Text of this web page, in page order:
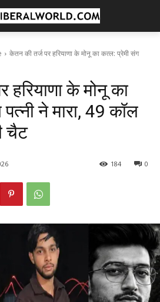
केतन की तर्ज पर हरियाणा के मोनू का कत्ल: प्रेमी संग
हरियाणा के मोनू का
ने मारा, 49 कॉल
चैट
0
184